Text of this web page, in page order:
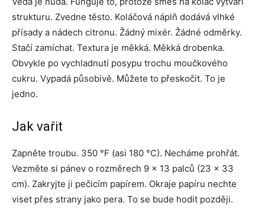
strukturu. Zvedne těsto. Koláčová náplň dodává vlhké
přísady a nádech citronu. Žádný mixér. Žádné odměrky.
Stačí zamíchat. Textura je měkká. Měkká drobenka.
Obvykle po vychladnutí posypu trochu moučkového
cukru. Vypadá působivě. Můžete to přeskočit. To je
jedno.
Jak vařit
Zapněte troubu. 350 °F (asi 180 °C). Necháme prohřát.
Vezměte si pánev o rozměrech 9 x 13 palců (23 x 33
cm). Zakryjte ji pečicím papírem. Okraje papíru nechte
viset přes strany jako pera. To se bude hodit později.